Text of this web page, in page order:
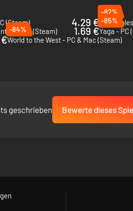
(Steam)
4.29 €
-82%
Bug
- PC (Steam)
1.69 €
-85%
Yaga - PC
-84%
World to the West - PC & Mac (Steam)
geschrieben Bewerte dieses